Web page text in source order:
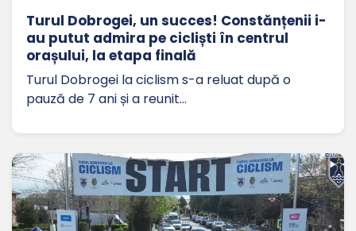
Turul Dobrogei, un succes! Constănțenii i-
au putut admira pe cicliști în centrul
orașului, la etapa finală
Turul Dobrogei la ciclism s-a reluat după o
pauză de 7 ani și a reunit…